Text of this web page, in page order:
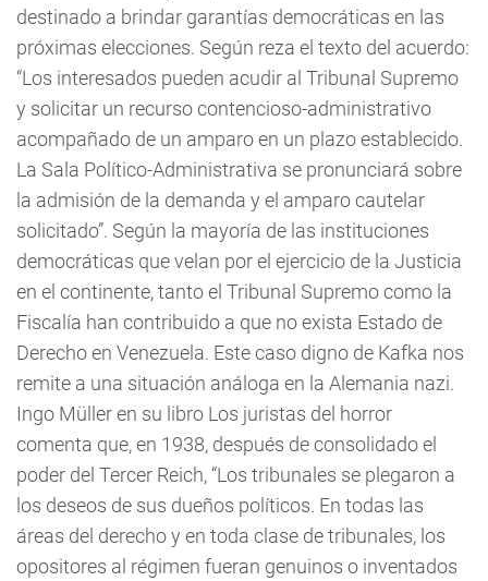
destinado a brindar garantías democráticas en las
próximas elecciones. Según reza el texto del acuerdo:
“Los interesados pueden acudir al Tribunal Supremo
y solicitar un recurso contencioso-administrativo
acompañado de un amparo en un plazo establecido.
La Sala Político-Administrativa se pronunciará sobre
la admisión de la demanda y el amparo cautelar
solicitado”. Según la mayoría de las instituciones
democráticas que velan por el ejercicio de la Justicia
en el continente, tanto el Tribunal Supremo como la
Fiscalía han contribuido a que no exista Estado de
Derecho en Venezuela. Este caso digno de Kafka nos
remite a una situación análoga en la Alemania nazi.
Ingo Müller en su libro Los juristas del horror
comenta que, en 1938, después de consolidado el
poder del Tercer Reich, “Los tribunales se plegaron a
los deseos de sus dueños políticos. En todas las
áreas del derecho y en toda clase de tribunales, los
opositores al régimen fueran genuinos o inventados